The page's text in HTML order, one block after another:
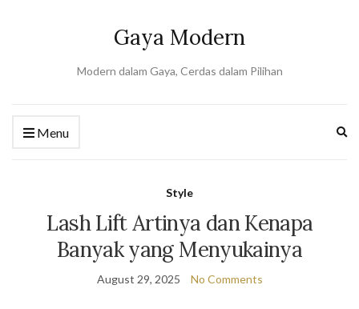
Gaya Modern
Modern dalam Gaya, Cerdas dalam Pilihan
Menu
Style
Lash Lift Artinya dan Kenapa
Banyak yang Menyukainya
August 29, 2025 No Comments